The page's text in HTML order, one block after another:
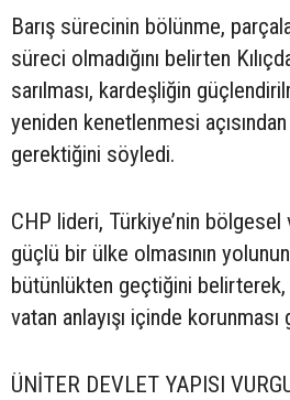
Barış sürecinin bölünme,
süreci olmadığını belirten
sarılması, kardeşliğin
yeniden kenetlenmesi
gerektiğini söyledi.
CHP lideri, Türkiye’nin
güçlü bir ülke olmasının
bütünlükten geçtiğini belirterek,
vatan anlayışı içinde
ÜNİTER DEVLET YAPISI